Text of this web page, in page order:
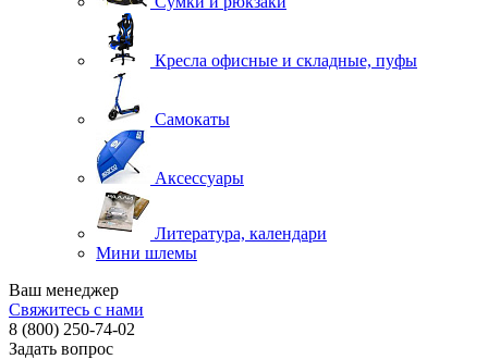
Кресла офисные и складные, пуфы
Самокаты
Аксессуары
Литература, календари
Мини шлемы
Ваш менеджер
Свяжитесь с нами
8 (800) 250-74-02
Задать вопрос